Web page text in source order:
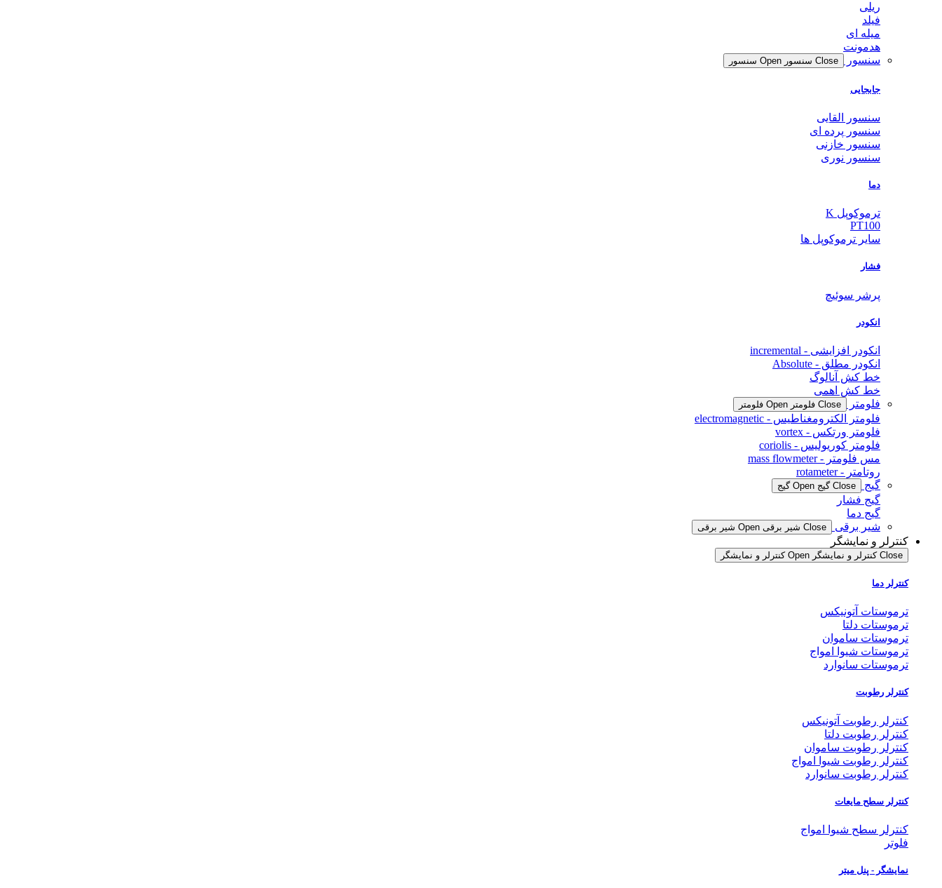
ریلی
فیلد
میله ای
هدمونت
سنسور
Close سنسور Open سنسور
جابجایی
سنسور القایی
سنسور پرده ای
سنسور خازنی
سنسور نوری
دما
ترموکوپل K
PT100
سایر ترموکوپل ها
فشار
پرشر سوئیچ
انکودر
انکودر افزایشی - incremental
انکودر مطلق - Absolute
خط کش آنالوگ
خط کش اهمی
فلومتر
Close فلومتر Open فلومتر
فلومتر الکترومغناطیس - electromagnetic
فلومتر ورتکس - vortex
فلومتر کوریولیس - coriolis
مس فلومتر - mass flowmeter
روتامتر - rotameter
گیج
Close گیج Open گیج
گیج فشار
گیج دما
شیر برقی
Close شیر برقی Open شیر برقی
کنترلر و نمایشگر
Close کنترلر و نمایشگر Open کنترلر و نمایشگر
کنترلر دما
ترموستات آتونیکس
ترموستات دلتا
ترموستات ساموان
ترموستات شیوا امواج
ترموستات سانوارد
کنترلر رطوبت
کنترلر رطوبت آتونیکس
کنترلر رطوبت دلتا
کنترلر رطوبت ساموان
کنترلر رطوبت شیوا امواج
کنترلر رطوبت سانوارد
کنترلر سطح مایعات
کنترلر سطح شیوا امواج
فلوتر
نمایشگر - پنل میتر